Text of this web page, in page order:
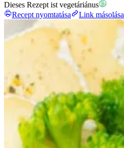
Dieses Rezept ist vegetáriánus
Recept nyomtatása
Link másolása